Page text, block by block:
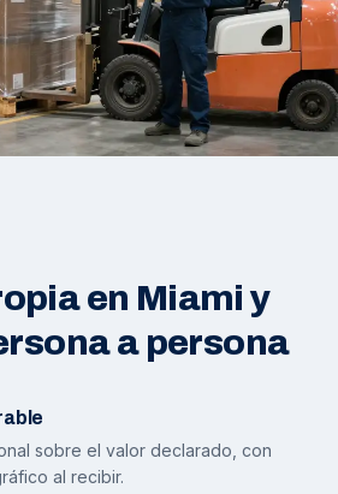
en Miami y
a persona
sobre el valor declarado, con
al recibir.